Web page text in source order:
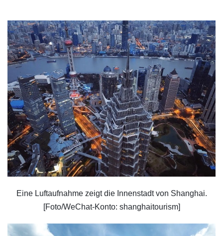
Eine Luftaufnahme zeigt die Innenstadt von Shanghai.
[Foto/WeChat-Konto: shanghaitourism]